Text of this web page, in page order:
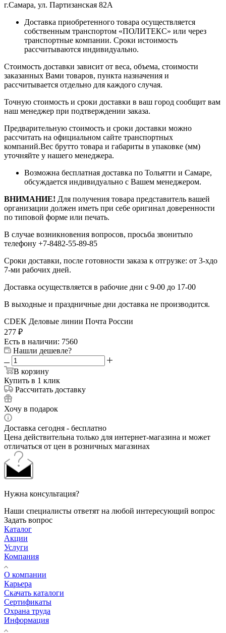
г.Самара, ул. Партизанская 82А
Доставка приобретенного товара осуществляется
собственным транспортом «ПОЛИТЕКС» или через
транспортные компании. Сроки истоимость
рассчитываются индивидуально.
Стоимость доставки зависит от веса, объема, стоимости
заказанных Вами товаров, пункта назначения и
рассчитывается отдельно для каждого случая.
Точную стоимость и сроки доставки в ваш город сообщит вам
наш менеджер при подтверждении заказа.
Предварительную стоимость и сроки доставки можно
рассчитать на официальном сайте транспортных
компаний.Вес брутто товара и габариты в упаковке (мм)
уточняйте у нашего менеджера.
Возможна бесплатная доставка по Тольятти и Самаре,
обсуждается индивидуально с Вашем менеджером.
ВНИМАНИЕ! Для получения товара представитель вашей
организации должен иметь при себе оригинал доверенности
по типовой форме или печать.
В случае возникновения вопросов, просьба звонитьпо
телефону +7-8482-55-89-85
Сроки доставки, после готовности заказа к отгрузке: от 3-хдо
7-ми рабочих дней.
Доставка осуществляется в рабочие дни с 9-00 до 17-00
В выходные и праздничные дни доставка не производится.
CDEK Деловые линии Почта России
277 ₽
Есть в наличии: 7560
Нашли дешевле?
В корзину
Купить в 1 клик
Рассчитать доставку
Хочу в подарок
Доставка сегодня - бесплатно
Цена действительна только для интернет-магазина и может
отличаться от цен в розничных магазинах
Нужна консультация?
Наши специалисты ответят на любой интересующий вопрос
Задать вопрос
Каталог
Акции
Услуги
Компания
О компании
Карьера
Cкачать каталоги
Сертификаты
Охрана труда
Информация